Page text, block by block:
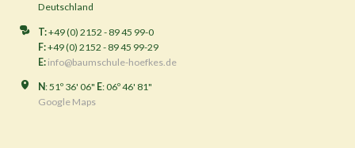
Deutschland
T:+49 (0) 2152 - 89 45 99-0
F:+49 (0) 2152 - 89 45 99-29
E: info@baumschule-hoefkes.de
N: 51º 36' 06" E: 06º 46' 81"
Google Maps